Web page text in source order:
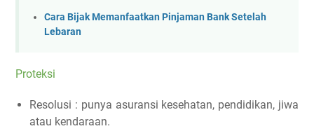
Cara Bijak Memanfaatkan Pinjaman Bank Setelah
Lebaran
Proteksi
Resolusi : punya asuransi kesehatan, pendidikan, jiwa
atau kendaraan.